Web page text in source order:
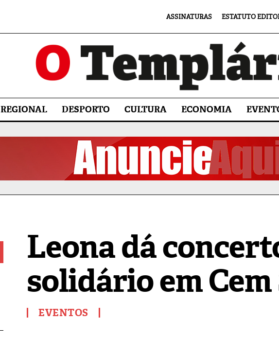
ASSINATURAS ESTATUTO
REGIONAL DESPORTO CULTURA ECONOMIA
Leona dá
solidário em
EVENTOS